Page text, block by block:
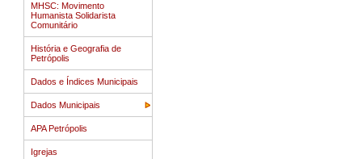
MHSC: Movimento
Humanista Solidarista
Comunitário
História e Geografia de
Petrópolis
Dados e Índices Municipais
Dados Municipais
APA Petrópolis
Igrejas